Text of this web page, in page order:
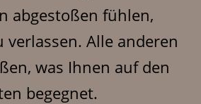
abgestoßen fühlen,
verlassen. Alle anderen
was Ihnen auf den
begegnet.